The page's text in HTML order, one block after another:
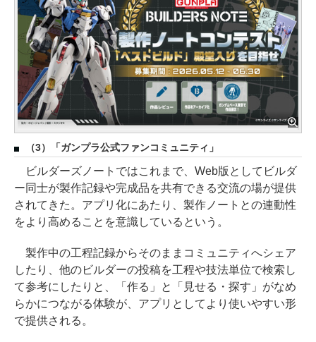
（3）「ガンプラ公式ファンコミュニティ」
ビルダーズノートではこれまで、Web版としてビルダ
ー同士が製作記録や完成品を共有できる交流の場が提供
されてきた。アプリ化にあたり、製作ノートとの連動性
をより高めることを意識しているという。
製作中の工程記録からそのままコミュニティへシェア
したり、他のビルダーの投稿を工程や技法単位で検索し
て参考にしたりと、「作る」と「見せる・探す」がなめ
らかにつながる体験が、アプリとしてより使いやすい形
で提供される。